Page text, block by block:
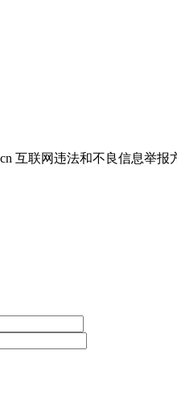
互联网违法和不良信息举报